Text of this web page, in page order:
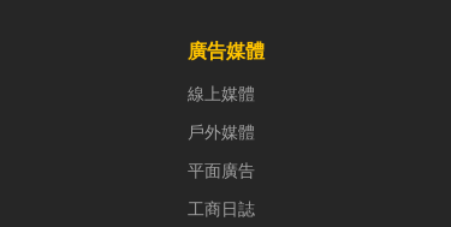
廣告媒體
線上媒體
戶外媒體
平面廣告
工商日誌